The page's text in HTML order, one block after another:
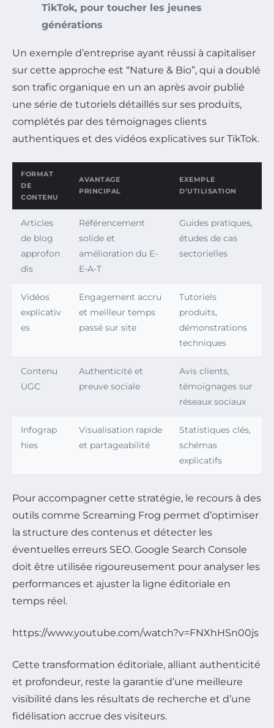
TikTok, pour toucher les jeunes
générations
Un exemple d’entreprise ayant réussi à capitaliser
sur cette approche est “Nature & Bio”, qui a doublé
son trafic organique en un an après avoir publié
une série de tutoriels détaillés sur ses produits,
complétés par des témoignages clients
authentiques et des vidéos explicatives sur TikTok.
FORMAT
DE
CONTENU
AVANTAGE
PRINCIPAL
EXEMPLE
D’UTILISATION
Articles
de blog
approfon
dis
Référencement
solide et
amélioration du E-
E-A-T
Guides pratiques,
études de cas
sectorielles
Vidéos
explicativ
es
Engagement accru
et meilleur temps
passé sur site
Tutoriels
produits,
démonstrations
techniques
Contenu
UGC
Authenticité et
preuve sociale
Avis clients,
témoignages sur
réseaux sociaux
Infograp
hies
Visualisation rapide
et partageabilité
Statistiques clés,
schémas
explicatifs
Pour accompagner cette stratégie, le recours à des
outils comme Screaming Frog permet d’optimiser
la structure des contenus et détecter les
éventuelles erreurs SEO. Google Search Console
doit être utilisée rigoureusement pour analyser les
performances et ajuster la ligne éditoriale en
temps réel.
https://www.youtube.com/watch?v=FNXhHSn00js
Cette transformation éditoriale, alliant authenticité
et profondeur, reste la garantie d’une meilleure
visibilité dans les résultats de recherche et d’une
fidélisation accrue des visiteurs.